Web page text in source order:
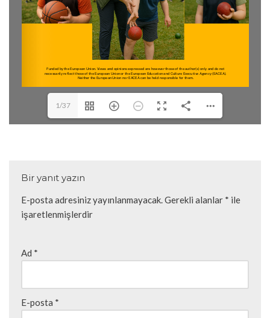
1/37
Bir yanıt yazın
E-posta adresiniz yayınlanmayacak.Gerekli alanlar * ile
işaretlenmişlerdir
Ad *
E-posta *